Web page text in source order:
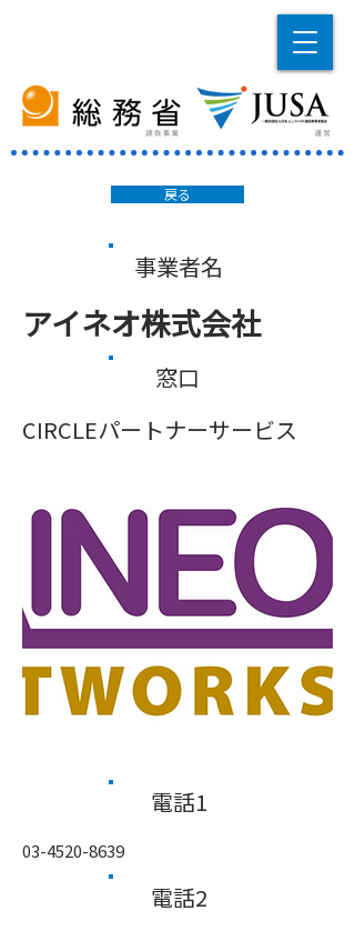
戻る
事業者名
アイネオ株式会社
窓口
CIRCLEパートナーサービス
​電話1
03-4520-8639
​電話2